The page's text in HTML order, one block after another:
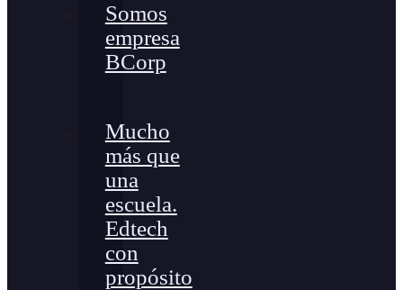
Somos
empresa
BCorp
Mucho
más que
una
escuela.
Edtech
con
propósito